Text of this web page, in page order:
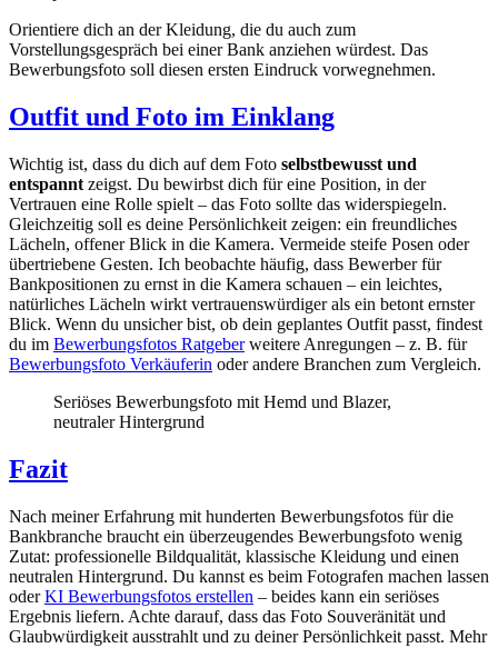
Orientiere dich an der Kleidung, die du auch zum
Vorstellungsgespräch bei einer Bank anziehen würdest. Das
Bewerbungsfoto soll diesen ersten Eindruck vorwegnehmen.
Outfit und Foto im Einklang
Wichtig ist, dass du dich auf dem Foto selbstbewusst und
entspannt zeigst. Du bewirbst dich für eine Position, in der
Vertrauen eine Rolle spielt – das Foto sollte das widerspiegeln.
Gleichzeitig soll es deine Persönlichkeit zeigen: ein freundliches
Lächeln, offener Blick in die Kamera. Vermeide steife Posen oder
übertriebene Gesten. Ich beobachte häufig, dass Bewerber für
Bankpositionen zu ernst in die Kamera schauen – ein leichtes,
natürliches Lächeln wirkt vertrauenswürdiger als ein betont ernster
Blick. Wenn du unsicher bist, ob dein geplantes Outfit passt, findest
du im Bewerbungsfotos Ratgeberweitere Anregungen – z. B. für
Bewerbungsfoto Verkäuferin oder andere Branchen zum Vergleich.
Seriöses Bewerbungsfoto mit Hemd und Blazer,
neutraler Hintergrund
Fazit
Nach meiner Erfahrung mit hunderten Bewerbungsfotos für die
Bankbranche braucht ein überzeugendes Bewerbungsfoto wenig
Zutat: professionelle Bildqualität, klassische Kleidung und einen
neutralen Hintergrund. Du kannst es beim Fotografen machen lassen
oderKI Bewerbungsfotos erstellen – beides kann ein seriöses
Ergebnis liefern. Achte darauf, dass das Foto Souveränität und
Glaubwürdigkeit ausstrahlt und zu deiner Persönlichkeit passt. Mehr